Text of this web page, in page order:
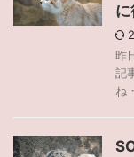
に
昨
記
ね